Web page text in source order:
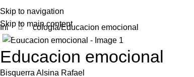
Skip to navigation
Skip to main content
Inicio Psicología Educacion emocional
Click to enlarge
Educacion emocional
Bisquerra Alsina Rafael